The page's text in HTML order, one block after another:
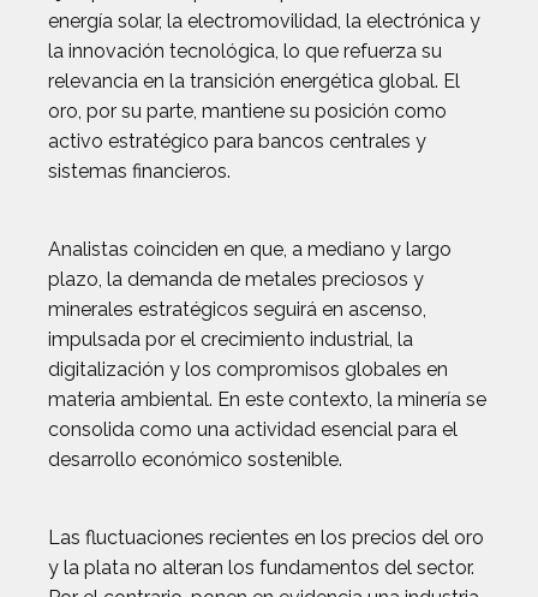
energía solar, la electromovilidad, la electrónica y
la innovación tecnológica, lo que refuerza su
relevancia en la transición energética global. El
oro, por su parte, mantiene su posición como
activo estratégico para bancos centrales y
sistemas financieros.
Analistas coinciden en que, a mediano y largo
plazo, la demanda de metales preciosos y
minerales estratégicos seguirá en ascenso,
impulsada por el crecimiento industrial, la
digitalización y los compromisos globales en
materia ambiental. En este contexto, la minería se
consolida como una actividad esencial para el
desarrollo económico sostenible.
Las fluctuaciones recientes en los precios del oro
y la plata no alteran los fundamentos del sector.